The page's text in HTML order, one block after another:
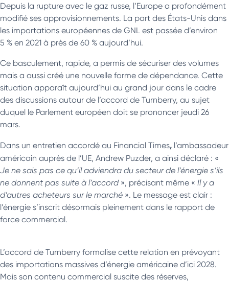
Depuis la rupture avec le gaz russe, l’Europe a profondément
modifié ses approvisionnements. La part des États-Unis dans
les importations européennes de GNL est passée d’environ
5 % en 2021 à près de 60 % aujourd’hui.
Ce basculement, rapide, a permis de sécuriser des volumes
mais a aussi créé une nouvelle forme de dépendance. Cette
situation apparaît aujourd’hui au grand jour dans le cadre
des discussions autour de l’accord de Turnberry, au sujet
duquel le Parlement européen doit se prononcer jeudi 26
mars.
Dans un entretien accordé au Financial Times, l’ambassadeur
américain auprès de l’UE, Andrew Puzder, a ainsi déclaré : «
Je ne sais pas ce qu’il adviendra du secteur de l’énergie s’ils
ne donnent pas suite à l’accord », précisant même « Il y a
d’autres acheteurs sur le marché ». Le message est clair :
l’énergie s’inscrit désormais pleinement dans le rapport de
force commercial.
L’accord de Turnberry formalise cette relation en prévoyant
des importations massives d’énergie américaine d’ici 2028.
Mais son contenu commercial suscite des réserves,